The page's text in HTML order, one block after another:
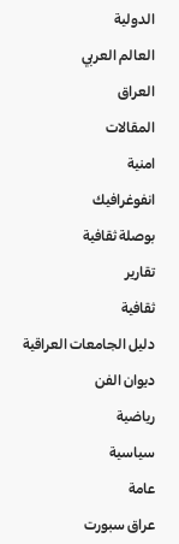
الدولية
العالم العربي
العراق
المقالات
امنية
انفوغرافيك
بوصلة ثقافية
تقارير
ثقافية
دليل الجامعات العراقية
ديوان الفن
رياضية
سياسية
عامة
عراق سبورت